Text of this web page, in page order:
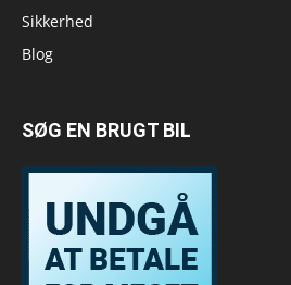
Sikkerhed
Blog
SØG EN BRUGT BIL